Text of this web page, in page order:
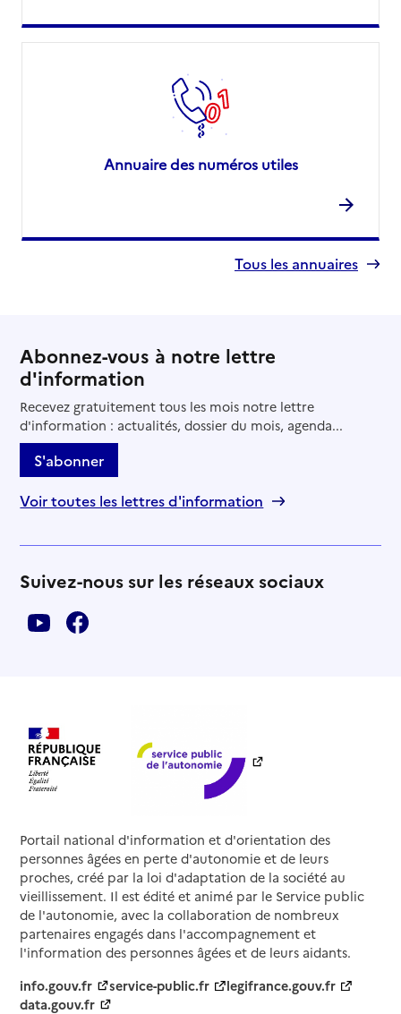
Annuaire des numéros utiles
Tous les annuaires
Abonnez-vous à notre lettre
d'information
Recevez gratuitement tous les mois notre lettre
d'information : actualités, dossier du mois, agenda...
S'abonner
Voir toutes les lettres d'information
Suivez-nous sur les réseaux sociaux
Portail national d'information et d'orientation des
personnes âgées en perte d'autonomie et de leurs
proches, créé par la loi d'adaptation de la société au
vieillissement. Il est édité et animé par le Service public
de l'autonomie, avec la collaboration de nombreux
partenaires engagés dans l'accompagnement et
l'information des personnes âgées et de leurs aidants.
info.gouv.fr
service-public.fr
legifrance.gouv.fr
data.gouv.fr